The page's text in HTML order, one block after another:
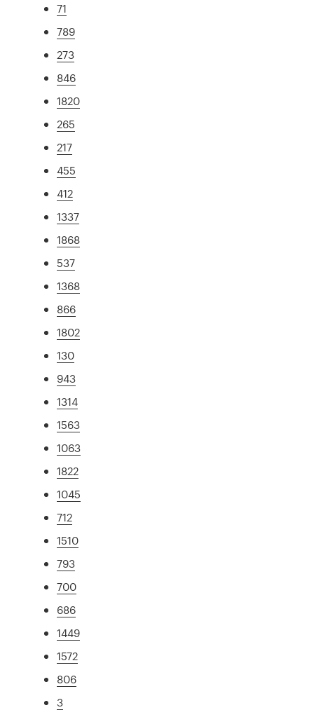
71
789
273
846
1820
265
217
455
412
1337
1868
537
1368
866
1802
130
943
1314
1563
1063
1822
1045
712
1510
793
700
686
1449
1572
806
3